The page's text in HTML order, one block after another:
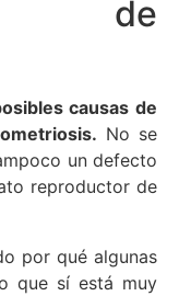
de
causas de
No se
un defecto
reproductor de
por qué algunas
que sí está muy